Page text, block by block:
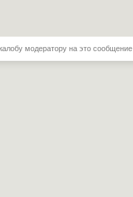
модератору на это сообщение